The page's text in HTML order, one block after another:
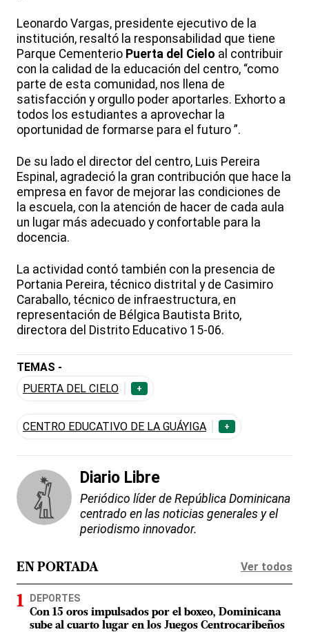
Leonardo Vargas, presidente ejecutivo de la
institución, resaltó la responsabilidad que tiene
Parque Cementerio Puerta del Cielo al contribuir
con la calidad de la educación del centro, “como
parte de esta comunidad, nos llena de
satisfacción y orgullo poder aportarles. Exhorto a
todos los estudiantes a aprovechar la
oportunidad de formarse para el futuro ”.
De su lado el director del centro, Luis Pereira
Espinal, agradeció la gran contribución que hace la
empresa en favor de mejorar las condiciones de
la escuela, con la atención de hacer de cada aula
un lugar más adecuado y confortable para la
docencia.
La actividad contó también con la presencia de
Portania Pereira, técnico distrital y de Casimiro
Caraballo, técnico de infraestructura, en
representación de Bélgica Bautista Brito,
directora del Distrito Educativo 15-06.
TEMAS -
PUERTA DEL CIELO
+
CENTRO EDUCATIVO DE LA GUÁYIGA +
Diario Libre
Periódico líder de República Dominicana
centrado en las noticias generales y el
periodismo innovador.
EN PORTADA Ver todos
DEPORTES
Con 15 oros impulsados por el boxeo, Dominicana
sube al cuarto lugar en los Juegos Centrocaribeños